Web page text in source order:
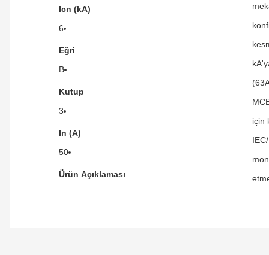
Icn (kA)
6
Eğri
B
Kutup
3
In (A)
50
Ürün Açıklaması
için